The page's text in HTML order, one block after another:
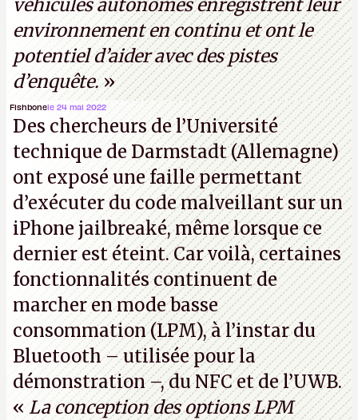
véhicules autonomes enregistrent leur
environnement en continu et ont le
potentiel d’aider avec des pistes
d’enquête.»
Fishbonele 24 mai 2022
Des chercheurs de l’Université
technique de Darmstadt (Allemagne)
ont exposé une faille permettant
d’exécuter du code malveillant sur un
iPhone jailbreaké, même lorsque ce
dernier est éteint. Car voilà, certaines
fonctionnalités continuent de
marcher en mode basse
consommation (LPM), à l’instar du
Bluetooth – utilisée pour la
démonstration –, du NFC et de l’UWB.
« La conception des options LPM